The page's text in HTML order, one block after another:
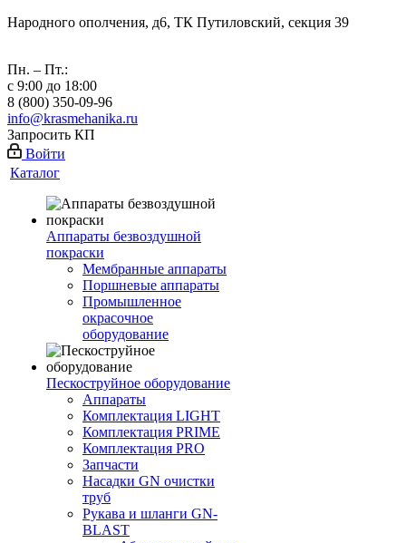
Народного ополчения, д6, ТК Путиловский, секция 39
Пн. – Пт.:
с 9:00 до 18:00
8 (800) 350-09-96
info@krasmehanika.ru
Запросить КП
Войти
Каталог
Аппараты безвоздушной
покраски
Мембранные аппараты
Поршневые аппараты
Промышленное
окрасочное
оборудование
Пескоструйное оборудование
Аппараты
Комплектация LIGHT
Комплектация PRIME
Комплектация PRO
Запчасти
Насадки GN очистки
труб
Рукава и шланги GN-
BLAST